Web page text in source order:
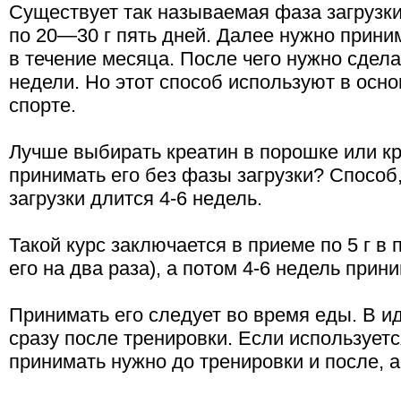
Существует так называемая фаза
по 20—30 г пять дней. Далее нужно
в течение месяца. После чего нужно
недели. Но этот способ используют в
спорте.
Лучше выбирать креатин в порошке или
принимать его без фазы загрузки?
загрузки длится 4-6 недель.
Такой курс заключается в приеме по 5 г
его на два раза), а потом 4-6 недель
Принимать его следует во время еды. В
сразу после тренировки. Если
принимать нужно до тренировки и после,